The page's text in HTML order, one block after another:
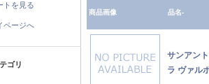
トを見る
ページへ
リ
商品画像 品名-
サンアン
ラ ヴァル